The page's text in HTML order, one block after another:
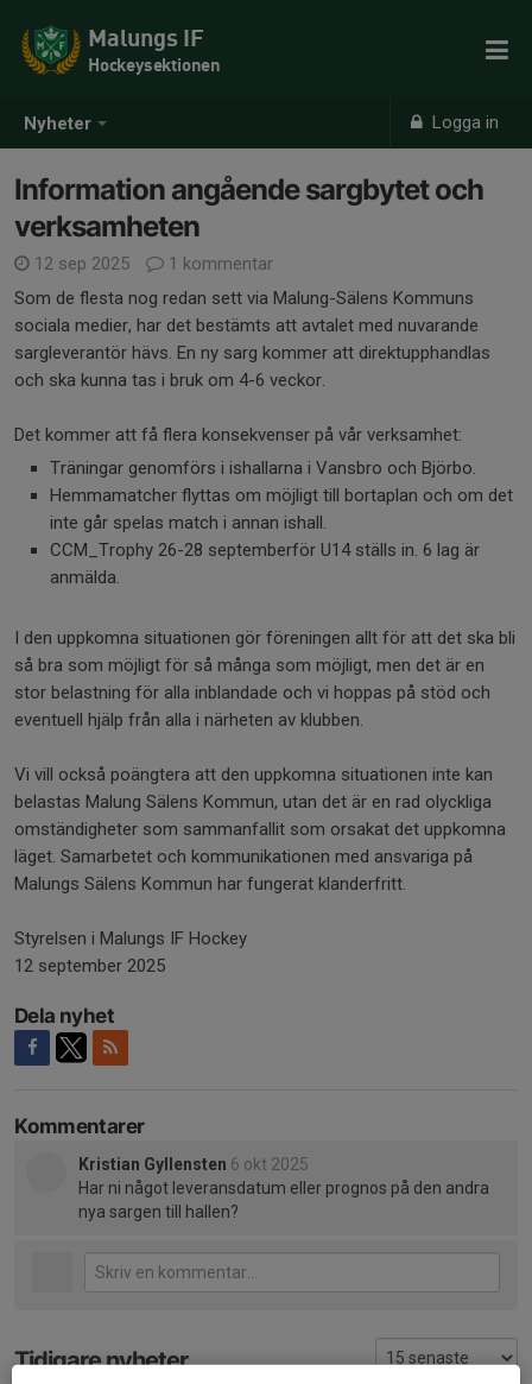
Nyheter Logga in
Malungs IF
Hockeysektionen
Information angående sargbytet och
verksamheten
12 sep 2025
1 kommentar
Som de flesta nog redan sett via Malung-Sälens Kommuns
sociala medier, har det bestämts att avtalet med nuvarande
sargleverantör hävs. En ny sarg kommer att direktupphandlas
och ska kunna tas i bruk om 4-6 veckor.
Det kommer att få flera konsekvenser på vår verksamhet:
Träningar genomförs i ishallarna i Vansbro och Björbo.
Hemmamatcher flyttas om möjligt till bortaplan och om det
inte går spelas match i annan ishall.
CCM_Trophy 26-28 septemberför U14 ställs in. 6 lag är
anmälda.
I den uppkomna situationen gör föreningen allt för att det ska bli
så bra som möjligt för så många som möjligt, men det är en
stor belastning för alla inblandade och vi hoppas på stöd och
eventuell hjälp från alla i närheten av klubben.
Vi vill också poängtera att den uppkomna situationen inte kan
belastas Malung Sälens Kommun, utan det är en rad olyckliga
omständigheter som sammanfallit som orsakat det uppkomna
läget. Samarbetet och kommunikationen med ansvariga på
Malungs Sälens Kommun har fungerat klanderfritt.
Styrelsen i Malungs IF Hockey
12 september 2025
Dela nyhet
Kommentarer
Kristian Gyllensten 6 okt 2025
Har ni något leveransdatum eller prognos på den andra
nya sargen till hallen?
Tidigare nyheter